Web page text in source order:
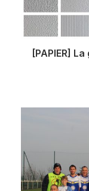
[PAPIER]